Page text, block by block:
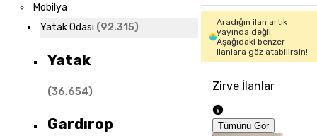
Mobilya
Yatak Odası (92.315)
Yatak
(36.654)
Gardırop
Aradığın ilan artık
yayında değil.
Aşağıdaki benzer
ilanlara göz atabilirsin!
Zirve İlanlar
Tümünü Gör